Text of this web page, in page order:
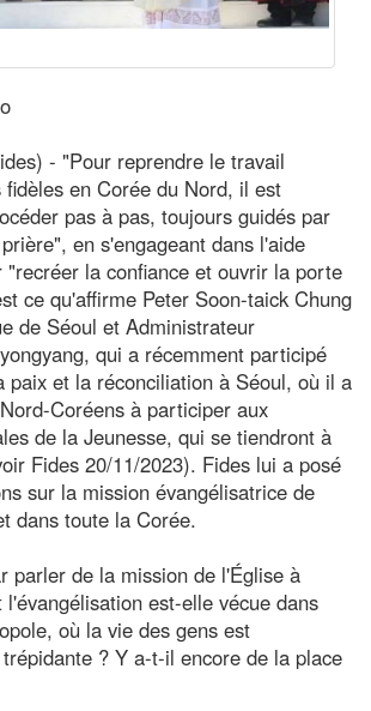
- "Pour reprendre le travail
fidèles en Corée du Nord, il est
pas à pas, toujours guidés par
en s'engageant dans l'aide
"recréer la confiance et ouvrir la porte
ce qu'affirme Peter Soon-taick Chung
de Séoul et Administrateur
qui a récemment participé
paix et la réconciliation à Séoul, où il a
Coréens à participer aux
de la Jeunesse, qui se tiendront à
Fides 20/11/2023). Fides lui a posé
sur la mission évangélisatrice de
dans toute la Corée.
parler de la mission de l'Église à
est-elle vécue dans
où la vie des gens est
? Y a-t-il encore de la place